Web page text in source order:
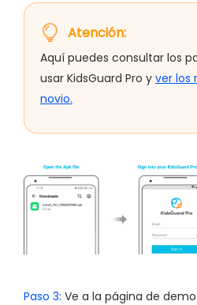
Atención:
Aquí puedes consultar los
usar KidsGuard Pro y ver los
novio.
Paso 3: Ve a la página de